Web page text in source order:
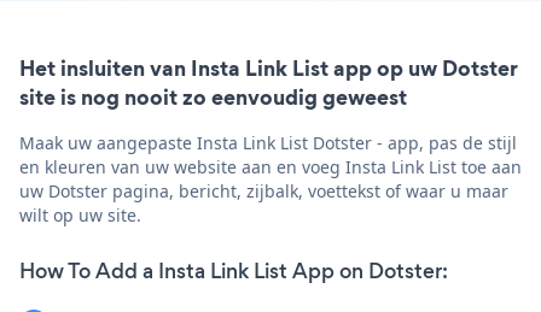
Het insluiten van Insta Link List app op uw Dotster
site is nog nooit zo eenvoudig geweest
Maak uw aangepaste Insta Link List Dotster - app, pas de stijl
en kleuren van uw website aan en voeg Insta Link List toe aan
uw Dotster pagina, bericht, zijbalk, voettekst of waar u maar
wilt op uw site.
How To Add a Insta Link List App on Dotster: